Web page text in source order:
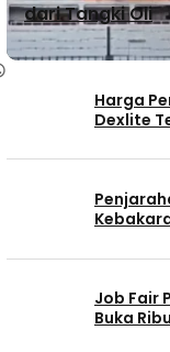
dari Tangki Oli
Harga
Dexlite
Job Fair
Buka